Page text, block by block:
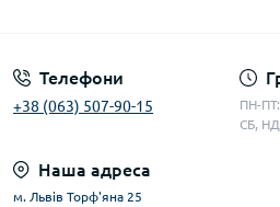
Телефони
+38 (063) 507-90-15
ПН-
СБ,
Наша адреса
м. Львів Торф'яна 25